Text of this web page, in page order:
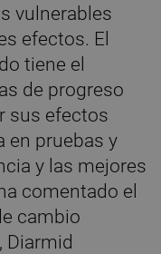
vulnerables
efectos. El
tiene el
de progreso
sus efectos
en pruebas y
y las mejores
comentado el
cambio
Diarmid